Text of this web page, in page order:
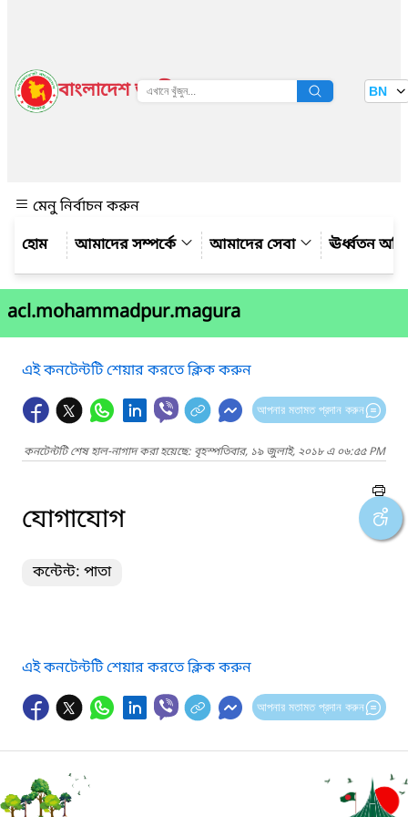
বাংলাদেশ জাতীয় তথ্য বাতায়ন BN
মেনু নির্বাচন করুন
আমাদের সম্পর্কে
আমাদের সেবা ঊর্ধ্বতন
acl.mohammadpur.magura
এই কনটেন্টটি শেয়ার করতে ক্লিক করুন
আপনার মতামত প্রদান করুন
কনটেন্টটি শেষ হাল-নাগাদ করা হয়েছে: বৃহস্পতিবার, ১৯ জুলাই, ২০১৮ এ ০৬:৫৫ PM
যোগাযোগ
কন্টেন্ট: পাতা
এই কনটেন্টটি শেয়ার করতে ক্লিক করুন
আপনার মতামত প্রদান করুন